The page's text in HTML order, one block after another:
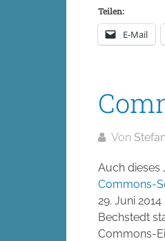
Teilen:
E-Mail
Von
Auch dieses
Commons-
29. Juni
Bechstedt
Commons-